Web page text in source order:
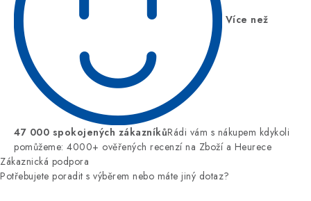
Více než
47 000 spokojených zákazníkůRádi vám s nákupem kdykoli
pomůžeme: 4000+ ověřených recenzí na Zboží a Heurece
Zákaznická podpora
Potřebujete poradit s výběrem nebo máte jiný dotaz?